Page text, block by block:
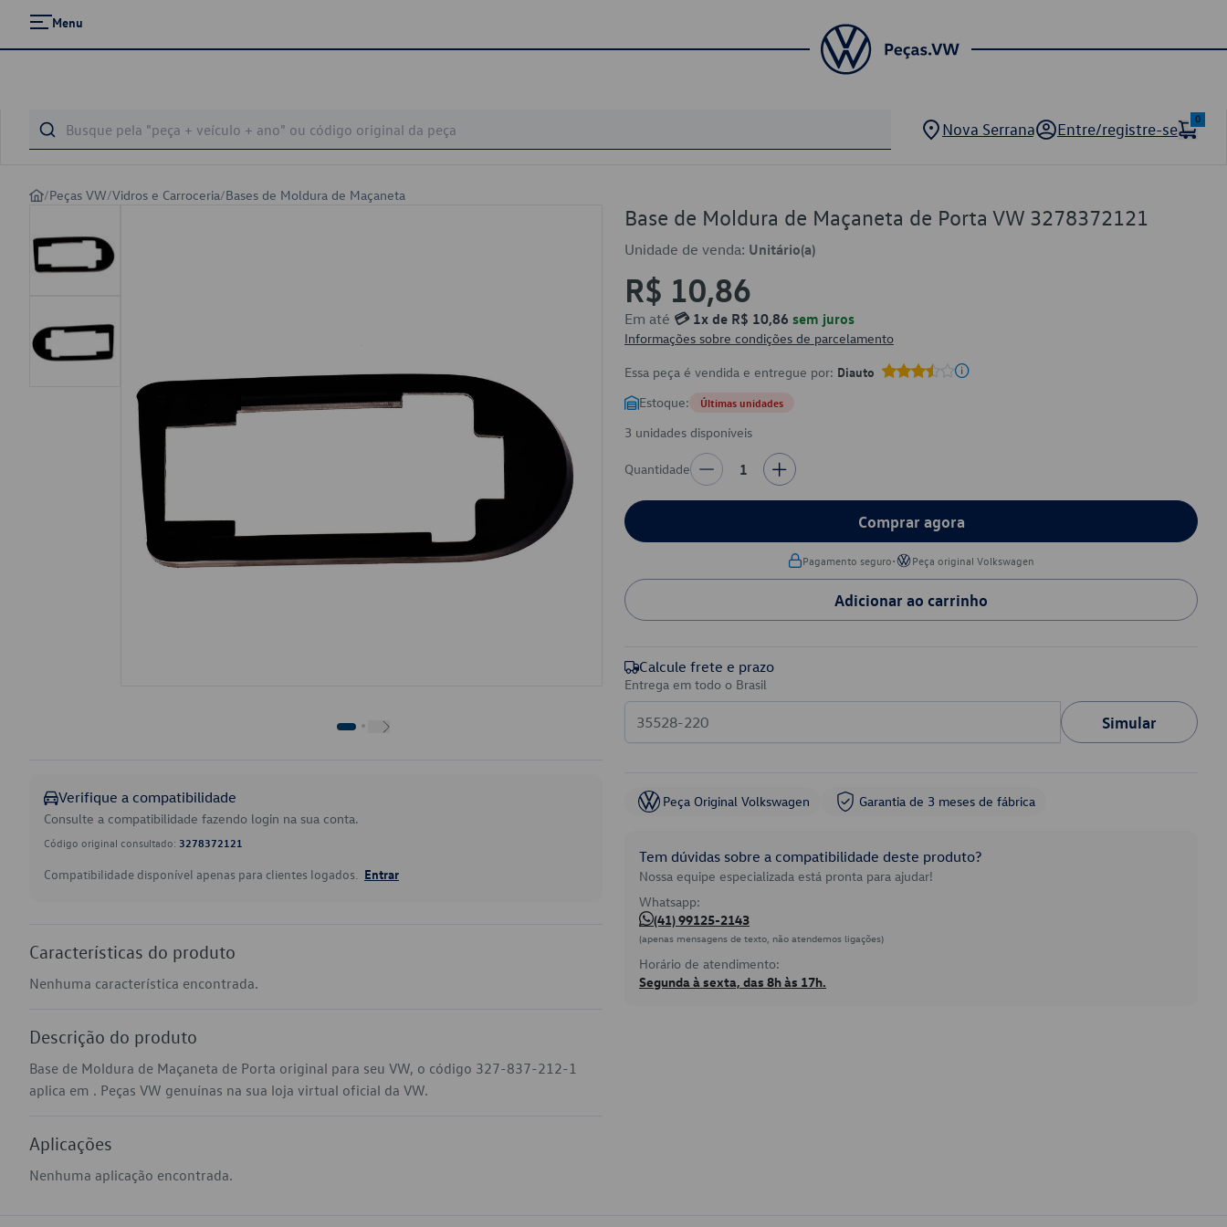
Menu
Nova Serrana Entre/registre-se
0
/Peças VW/Vidros e Carroceria/Bases de Moldura de Maçaneta
Verifique a compatibilidade
Consulte a compatibilidade fazendo login na sua conta.
Código original consultado: 3278372121
Compatibilidade disponível apenas para clientes logados. Entrar
Características do produto
Nenhuma característica encontrada.
Descrição do produto
Base de Moldura de Maçaneta de Porta original para seu VW, o código 327-837-212-1
aplica em . Peças VW genuínas na sua loja virtual oficial da VW.
Aplicações
Nenhuma aplicação encontrada.
Base de Moldura de Maçaneta de Porta VW 3278372121
Unidade de venda: Unitário(a)
R$ 10,86
Em até 💳 1x de R$ 10,86 sem juros
Informações sobre condições de parcelamento
Essa peça é vendida e entregue por: Diauto
Estoque: Últimas unidades
3 unidades disponíveis
Quantidade 1
Comprar agora
Pagamento seguro• Peça original Volkswagen
Adicionar ao carrinho
Calcule frete e prazo
Entrega em todo o Brasil
Simular
Peça Original Volkswagen Garantia de 3 meses de fábrica
Tem dúvidas sobre a compatibilidade deste produto?
Nossa equipe especializada está pronta para ajudar!
Whatsapp:
(41) 99125-2143
(apenas mensagens de texto, não atendemos ligações)
Horário de atendimento:
Segunda à sexta, das 8h às 17h.